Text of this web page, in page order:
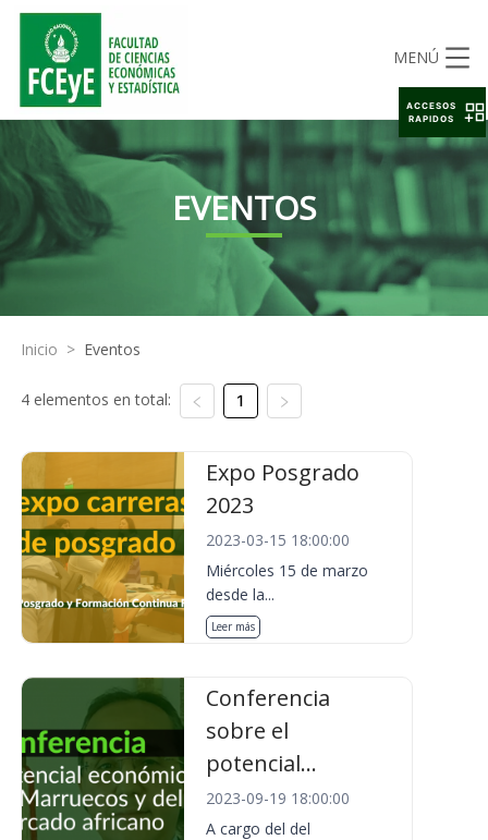
MENÚ
EVENTOS
Inicio > Eventos
4 elementos en total: 1
Expo Posgrado
2023
2023-03-15 18:00:00
Miércoles 15 de marzo
desde la...
Leer más
Conferencia
sobre el
potencial...
2023-09-19 18:00:00
A cargo del del
ACCESOS
RAPIDOS